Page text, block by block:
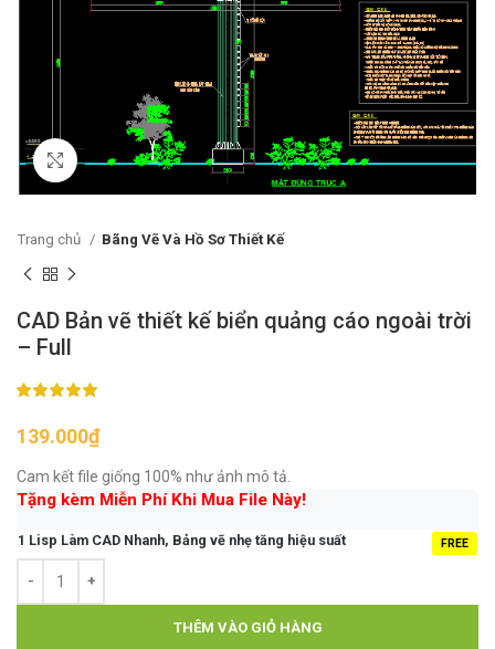
Click to enlarge
Trang chủ Bãng Vẽ Và Hồ Sơ Thiết Kế
CAD Bản vẽ thiết kế biển quảng cáo ngoài trời
– Full
139.000₫
Cam kết file giống 100% như ảnh mô tả.
Tặng kèm Miễn Phí Khi Mua File Này!
1 Lisp Làm CAD Nhanh, Bảng vẽ nhẹ tăng hiệu suất FREE
THÊM VÀO GIỎ HÀNG